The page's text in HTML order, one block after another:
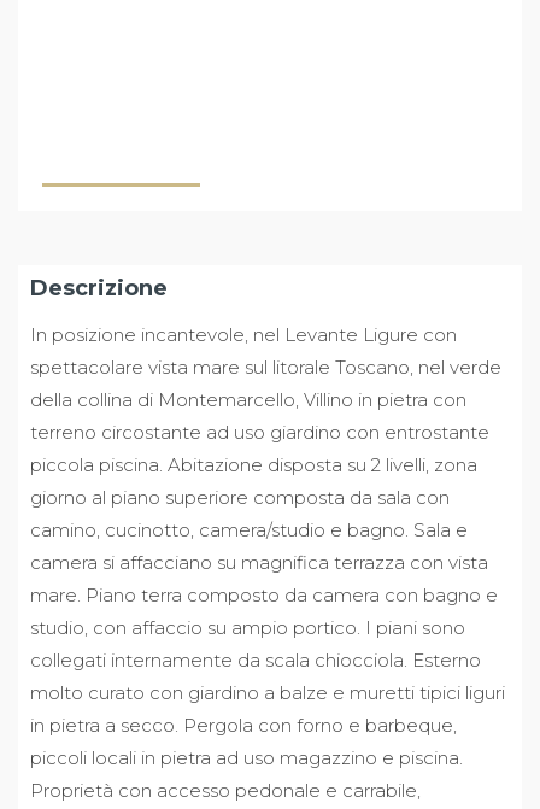
Descrizione
In posizione incantevole, nel Levante Ligure con
spettacolare vista mare sul litorale Toscano, nel verde
della collina di Montemarcello, Villino in pietra con
terreno circostante ad uso giardino con entrostante
piccola piscina. Abitazione disposta su 2 livelli, zona
giorno al piano superiore composta da sala con
camino, cucinotto, camera/studio e bagno. Sala e
camera si affacciano su magnifica terrazza con vista
mare. Piano terra composto da camera con bagno e
studio, con affaccio su ampio portico. I piani sono
collegati internamente da scala chiocciola. Esterno
molto curato con giardino a balze e muretti tipici liguri
in pietra a secco. Pergola con forno e barbeque,
piccoli locali in pietra ad uso magazzino e piscina.
Proprietà con accesso pedonale e carrabile,